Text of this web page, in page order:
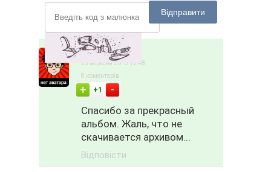
Відправити
vaserra
25 вересня 2015 12:48
8 коментарів
+ +1 -
Спасибо за прекрасный
альбом. Жаль, что не
скачивается архивом...
Відповісти